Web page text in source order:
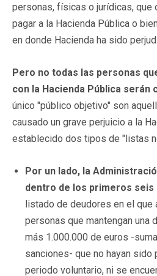
personas, físicas o jurídicas, que
pagar a la Hacienda Pública o
en donde Hacienda ha sido
Pero no todas las personas
con la Hacienda Pública serán
único "público objetivo" son
causado un grave perjuicio a la
establecido dos tipos de "listas
Por un lado, la
dentro de los primeros seis
listado de deudores en el que
personas que mantengan una
más 1.000.000 de euros -
sanciones- que no hayan sido
periodo voluntario, ni se